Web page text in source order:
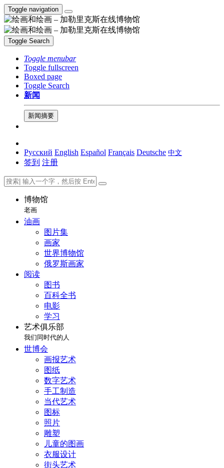
Toggle navigation
Toggle Search
Toggle menubar
Toggle fullscreen
Boxed page
Toggle Search
新闻
新闻摘要
Русский English Español Français Deutsche 中文
签到 注册
博物馆
老画
油画
图片集
画家
世界博物馆
俄罗斯画家
阅读
图书
百科全书
电影
学习
艺术俱乐部
我们同时代的人
世博会
画报艺术
图纸
数字艺术
手工制造
当代艺术
图标
照片
雕塑
儿童的图画
衣服设计
街头艺术